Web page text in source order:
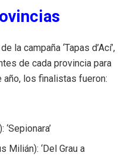
la campaña ‘Tapas d’Ací’,
de cada provincia para
año, los finalistas fueron:
Milián): ‘Del Grau a